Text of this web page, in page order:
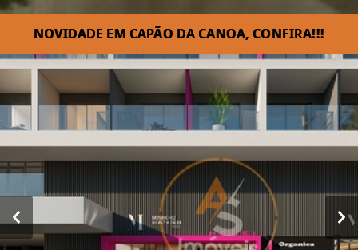
NOVIDADE EM CAPÃO DA CANOA, CONFIRA!!!